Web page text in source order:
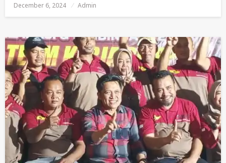
Posted
December 6, 2024 Admin